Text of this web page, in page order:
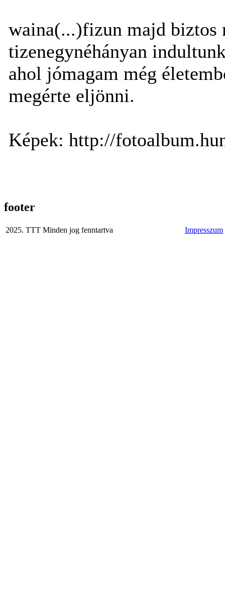
waina(...)fizun majd biztos
tizenegynéhányan
ahol jómagam még
megérte eljönni.
Képek: http://
footer
2025. TTT Minden jog fenntartva Impresszum